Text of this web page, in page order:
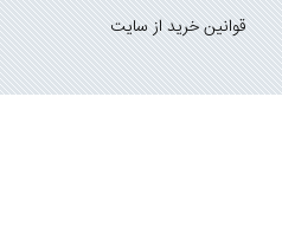
قوانین خرید از سایت
_